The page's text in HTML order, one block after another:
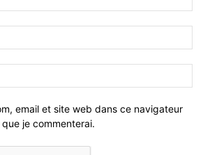
email et site web dans ce navigateur
je commenterai.